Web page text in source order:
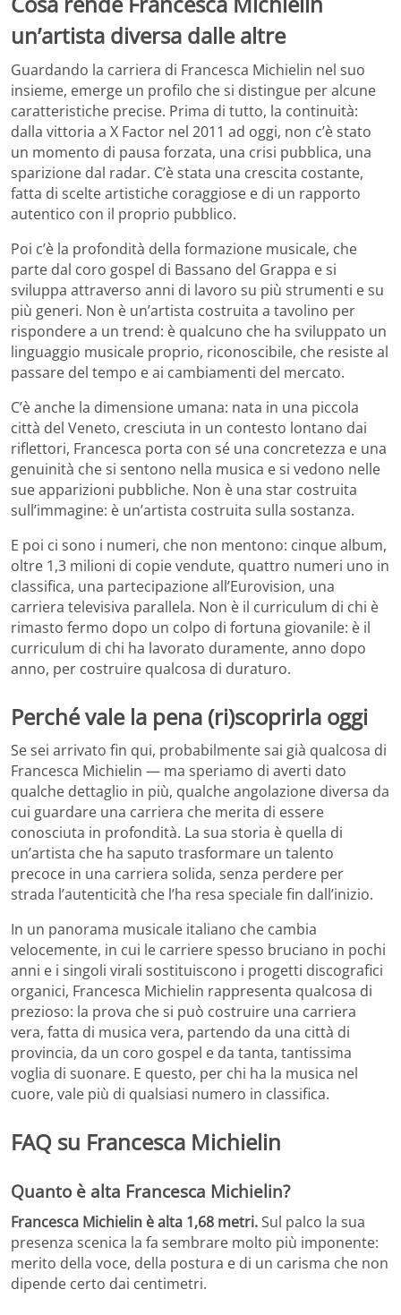
un’artista diversa dalle altre
Guardando la carriera di Francesca Michielin nel suo
insieme, emerge un profilo che si distingue per alcune
caratteristiche precise. Prima di tutto, la continuità:
dalla vittoria a X Factor nel 2011 ad oggi, non c’è stato
un momento di pausa forzata, una crisi pubblica, una
sparizione dal radar. C’è stata una crescita costante,
fatta di scelte artistiche coraggiose e di un rapporto
autentico con il proprio pubblico.
Poi c’è la profondità della formazione musicale, che
parte dal coro gospel di Bassano del Grappa e si
sviluppa attraverso anni di lavoro su più strumenti e su
più generi. Non è un’artista costruita a tavolino per
rispondere a un trend: è qualcuno che ha sviluppato un
linguaggio musicale proprio, riconoscibile, che resiste al
passare del tempo e ai cambiamenti del mercato.
C’è anche la dimensione umana: nata in una piccola
città del Veneto, cresciuta in un contesto lontano dai
riflettori, Francesca porta con sé una concretezza e una
genuinità che si sentono nella musica e si vedono nelle
sue apparizioni pubbliche. Non è una star costruita
sull’immagine: è un’artista costruita sulla sostanza.
E poi ci sono i numeri, che non mentono: cinque album,
oltre 1,3 milioni di copie vendute, quattro numeri uno in
classifica, una partecipazione all’Eurovision, una
carriera televisiva parallela. Non è il curriculum di chi è
rimasto fermo dopo un colpo di fortuna giovanile: è il
curriculum di chi ha lavorato duramente, anno dopo
anno, per costruire qualcosa di duraturo.
Perché vale la pena (ri)scoprirla oggi
Se sei arrivato fin qui, probabilmente sai già qualcosa di
Francesca Michielin — ma speriamo di averti dato
qualche dettaglio in più, qualche angolazione diversa da
cui guardare una carriera che merita di essere
conosciuta in profondità. La sua storia è quella di
un’artista che ha saputo trasformare un talento
precoce in una carriera solida, senza perdere per
strada l’autenticità che l’ha resa speciale fin dall’inizio.
In un panorama musicale italiano che cambia
velocemente, in cui le carriere spesso bruciano in pochi
anni e i singoli virali sostituiscono i progetti discografici
organici, Francesca Michielin rappresenta qualcosa di
prezioso: la prova che si può costruire una carriera
vera, fatta di musica vera, partendo da una città di
provincia, da un coro gospel e da tanta, tantissima
voglia di suonare. E questo, per chi ha la musica nel
cuore, vale più di qualsiasi numero in classifica.
FAQ su Francesca Michielin
Quanto è alta Francesca Michielin?
Francesca Michielin è alta 1,68 metri.Sul palco la sua
presenza scenica la fa sembrare molto più imponente:
merito della voce, della postura e di un carisma che non
dipende certo dai centimetri.